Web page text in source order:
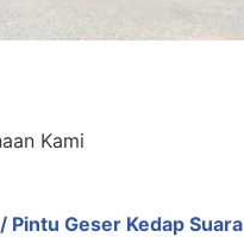
Kami
Pintu Geser Kedap Suara